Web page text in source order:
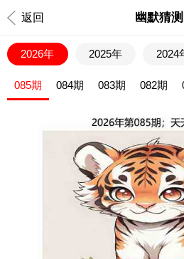
返回 幽默猜测
2026年 2025年 2024
085期 084期 083期 082期